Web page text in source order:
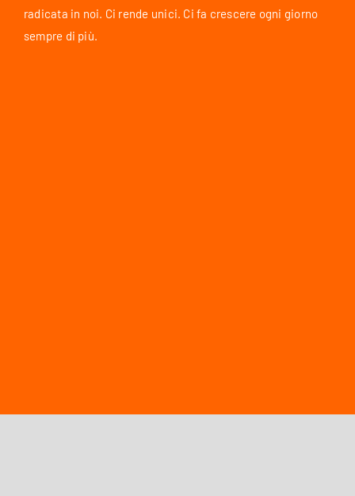
radicata in noi. Ci rende unici. Ci fa crescere ogni giorno
sempre di più.